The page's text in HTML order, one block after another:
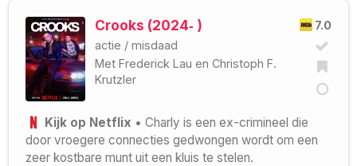
7.0
Crooks (2024‑ )
actie / misdaad
Met Frederick Lau en Christoph F.
Krutzler
Kijk op Netflix • Charly is een ex-crimineel die
door vroegere connecties gedwongen wordt om een
zeer kostbare munt uit een kluis te stelen.